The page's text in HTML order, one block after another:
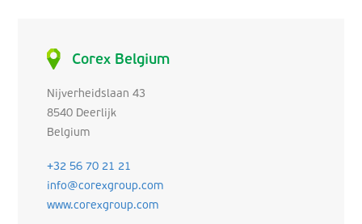
Corex Belgium
Nijverheidslaan 43
8540 Deerlijk
Belgium
+32 56 70 21 21
info@corexgroup.com
www.corexgroup.com